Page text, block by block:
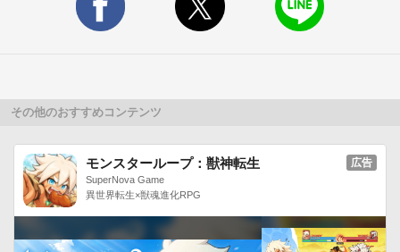
その他のおすすめコンテンツ
モンスターループ：獣神転生
SuperNova Game
異世界転生×獣魂進化RPG
広告